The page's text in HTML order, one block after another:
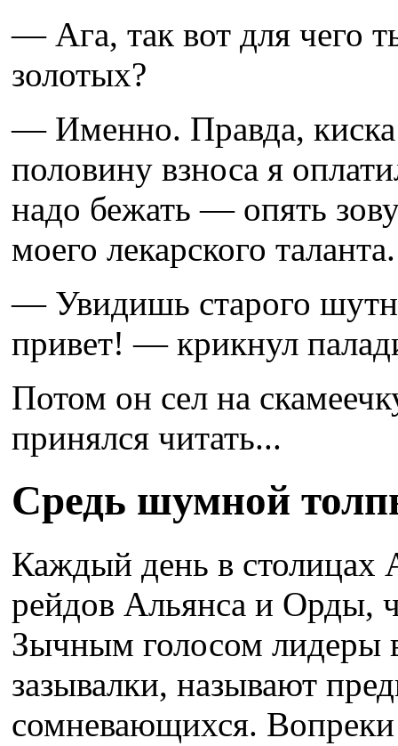
— Ага, так вот для чего
золотых?
— Именно. Правда, киска
половину взноса я
надо бежать — опять
моего лекарского таланта.
— Увидишь старого
привет! — крикнул
Потом он сел на
принялся читать...
Средь шумной
Каждый день в столицах
рейдов Альянса и Орды,
Зычным голосом лидеры
зазывалки, называют
сомневающихся.